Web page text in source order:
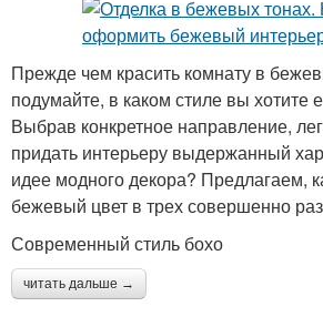
Прежде чем красить комнату в
подумайте, в каком стиле вы хотите
Выбрав конкретное направление,
придать интерьеру выдержанный
идее модного декора? Предлагаем,
бежевый цвет в трех совершенно
Современный стиль бохо
читать дальше →